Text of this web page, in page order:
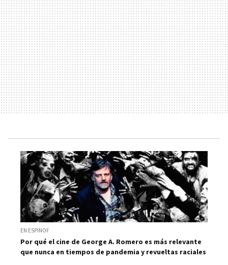
EN ESPINOF
Por qué el cine de George A. Romero es más relevante
que nunca en tiempos de pandemia y revueltas raciales